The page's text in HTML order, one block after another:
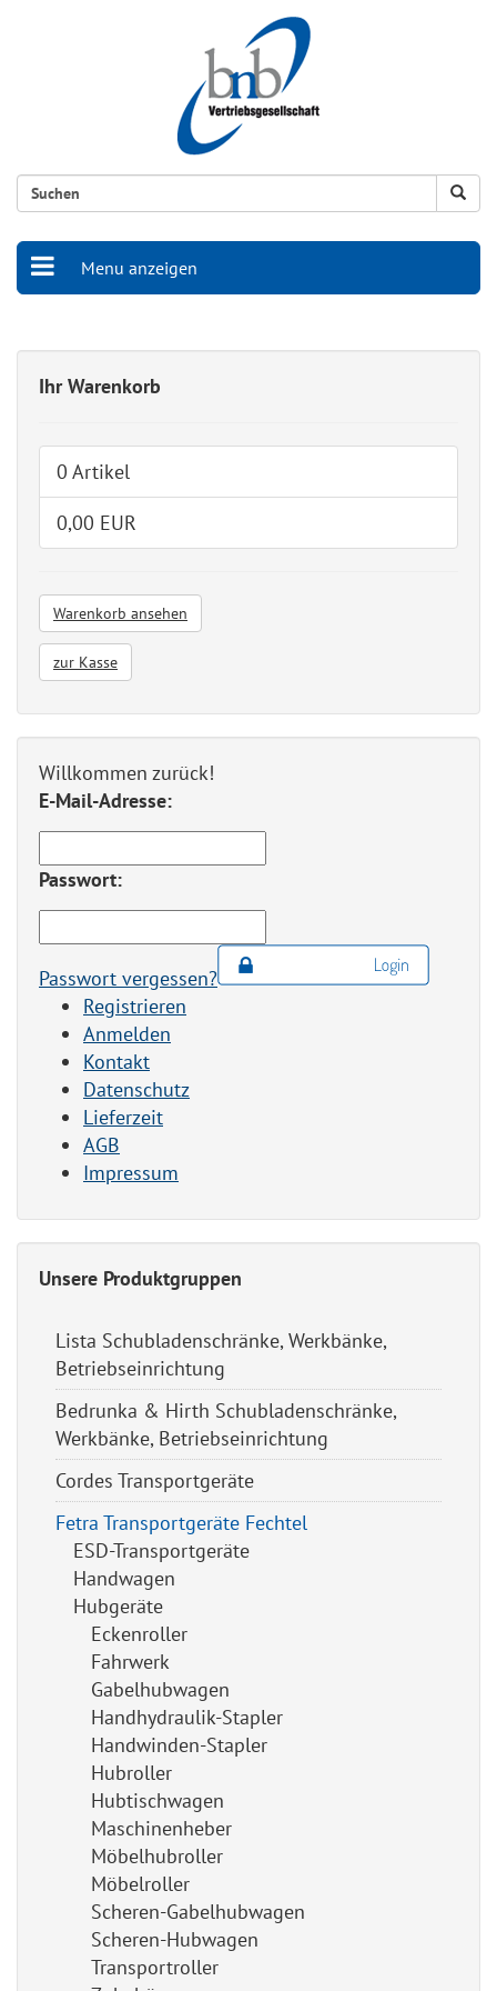
Menu anzeigen
Ihr Warenkorb
0 Artikel
0,00 EUR
Warenkorb ansehen
zur Kasse
Willkommen zurück!
E-Mail-Adresse:
Passwort:
Passwort vergessen?
Registrieren
Anmelden
Kontakt
Datenschutz
Lieferzeit
AGB
Impressum
Unsere Produktgruppen
Lista Schubladenschränke, Werkbänke,
Betriebseinrichtung
Bedrunka & Hirth Schubladenschränke,
Werkbänke, Betriebseinrichtung
Cordes Transportgeräte
Fetra Transportgeräte Fechtel
ESD-Transportgeräte
Handwagen
Hubgeräte
Eckenroller
Fahrwerk
Gabelhubwagen
Handhydraulik-Stapler
Handwinden-Stapler
Hubroller
Hubtischwagen
Maschinenheber
Möbelhubroller
Möbelroller
Scheren-Gabelhubwagen
Scheren-Hubwagen
Transportroller